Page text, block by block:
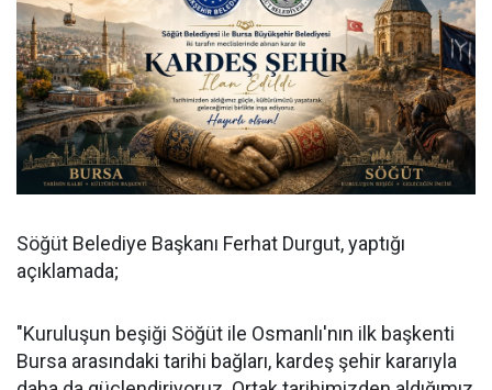
Söğüt Belediye Başkanı Ferhat Durgut, yaptığı
açıklamada;
"Kuruluşun beşiği Söğüt ile Osmanlı'nın ilk başkenti
Bursa arasındaki tarihi bağları, kardeş şehir kararıyla